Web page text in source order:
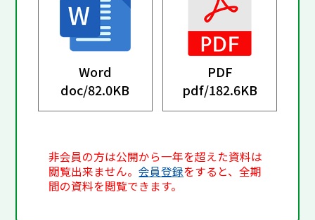
Word
doc/82.0KB
PDF
pdf/182.6KB
非会員の方は公開から一年を超えた資料は
閲覧出来ません。会員登録をすると、全期
間の資料を閲覧できます。